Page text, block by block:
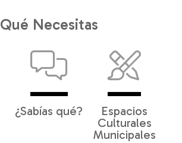
Qué Necesitas
¿Sabías qué?
Espacios
Culturales
Municipales